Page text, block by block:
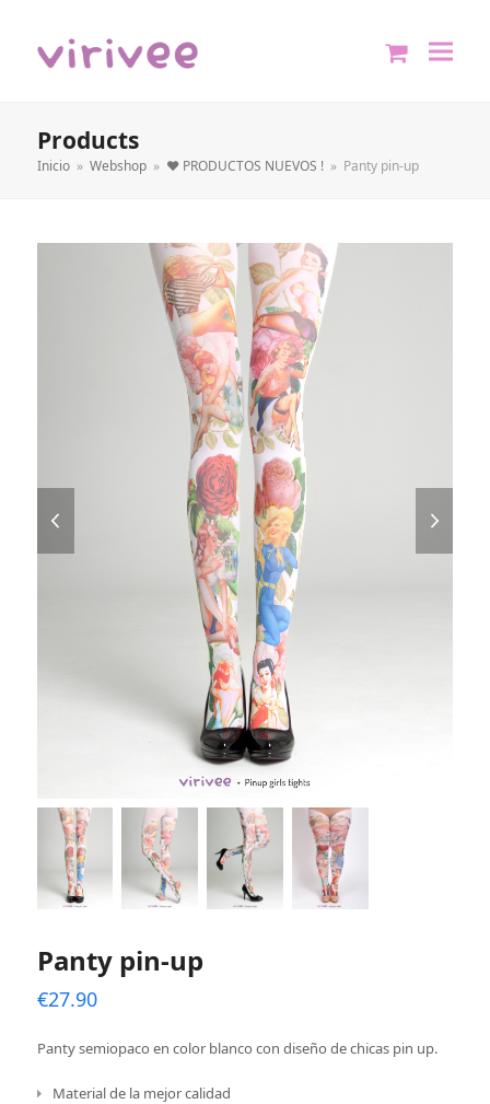
Products
Inicio » Webshop » ❤️ PRODUCTOS NUEVOS ! » Panty pin-up
slide
slide
Panty pin-up
€27.90
Panty semiopaco en color blanco con diseño de chicas pin up.
Material de la mejor calidad